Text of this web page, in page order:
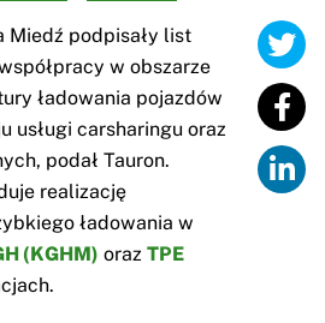
Miedź podpisały list
w obszarze
ładowania pojazdów
usługi carsharingu oraz
podał Tauron.
realizację
ładowania w
(KGHM) oraz TPE